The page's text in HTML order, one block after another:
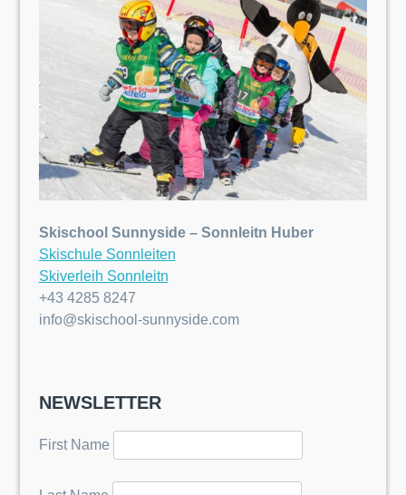
Skischool Sunnyside – Sonnleitn Huber
Skischule Sonnleiten
Skiverleih Sonnleitn
+43 4285 8247
info@skischool-sunnyside.com
NEWSLETTER
First Name